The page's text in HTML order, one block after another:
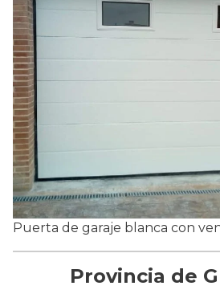
Puerta de garaje blanca con
Provincia de